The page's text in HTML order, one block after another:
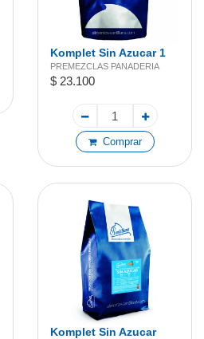
Komplet Sin Azucar 1
kg
PREMEZCLAS PANADERIA
$ 23.100
Comprar
Komplet Sin Azucar